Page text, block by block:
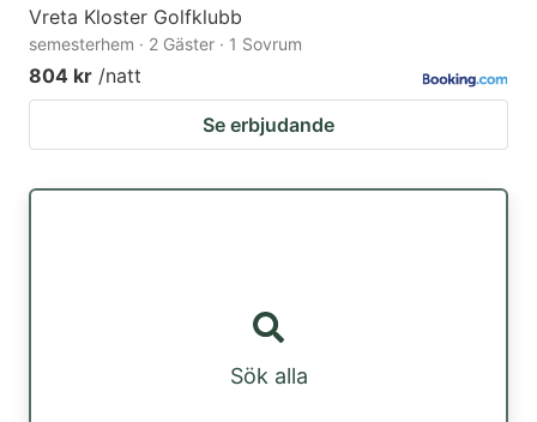
Vreta Kloster Golfklubb
semesterhem · 2 Gäster · 1 Sovrum
804 kr /natt
Se erbjudande
Sök alla